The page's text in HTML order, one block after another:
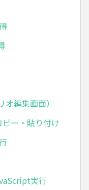
編集画面）
ー・貼り付け
実行